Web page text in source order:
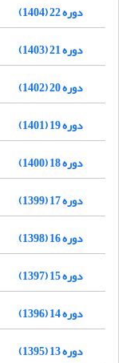
دوره 22 (1404)
دوره 21 (1403)
دوره 20 (1402)
دوره 19 (1401)
دوره 18 (1400)
دوره 17 (1399)
دوره 16 (1398)
دوره 15 (1397)
دوره 14 (1396)
دوره 13 (1395)